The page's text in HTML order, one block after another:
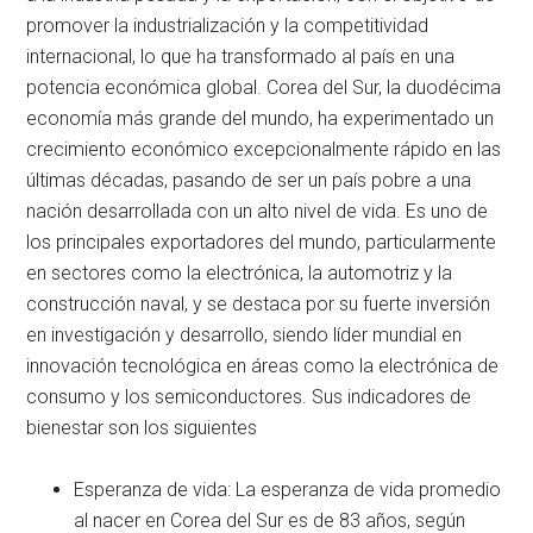
promover la industrialización y la competitividad
internacional, lo que ha transformado al país en una
potencia económica global. Corea del Sur, la duodécima
economía más grande del mundo, ha experimentado un
crecimiento económico excepcionalmente rápido en las
últimas décadas, pasando de ser un país pobre a una
nación desarrollada con un alto nivel de vida. Es uno de
los principales exportadores del mundo, particularmente
en sectores como la electrónica, la automotriz y la
construcción naval, y se destaca por su fuerte inversión
en investigación y desarrollo, siendo líder mundial en
innovación tecnológica en áreas como la electrónica de
consumo y los semiconductores. Sus indicadores de
bienestar son los siguientes
Esperanza de vida: La esperanza de vida promedio
al nacer en Corea del Sur es de 83 años, según